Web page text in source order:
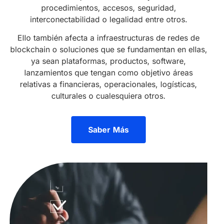
procedimientos, accesos, seguridad,
interconectabilidad o legalidad entre otros.
Ello también afecta a infraestructuras de redes de
blockchain o soluciones que se fundamentan en ellas,
ya sean plataformas, productos, software,
lanzamientos que tengan como objetivo áreas
relativas a financieras, operacionales, logísticas,
culturales o cualesquiera otros.
Saber Más